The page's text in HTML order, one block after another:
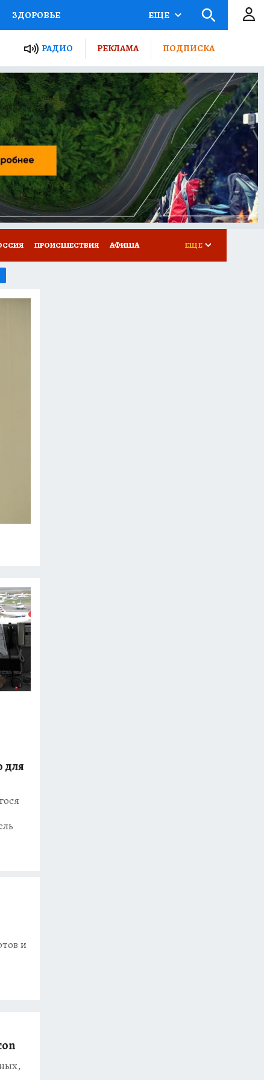
ЗДОРОВЬЕ
РОССИИ АФИША
ПУТЕВОДИТЕЛЬ
ТУРИЗМ
ПОТРЕБИТЕЛЯ ВСЕ О КП
ЕЩЕ
РАДИО РЕКЛАМА ПОДПИСКА
ПРОИСШЕСТВИЯ АФИША ЕЩЕ
для
и